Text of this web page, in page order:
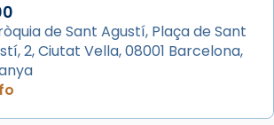
27 de juliol, ha tingut lloc la
de gràcies en agraïment al
de la visita apostòlica
XIV a Barcelona, i als
de Sant Agustí, Plaça de Sant
2, Ciutat Vella, 08001 Barcelona,